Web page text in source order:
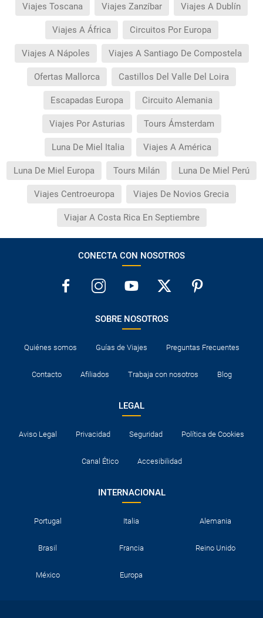
Viajes Toscana Viajes Zanzíbar Viajes A Dublín
Viajes A África Circuitos Por Europa
Viajes A Nápoles Viajes A Santiago De Compostela
Ofertas Mallorca Castillos Del Valle Del Loira
Escapadas Europa Circuito Alemania
Viajes Por Asturias Tours Ámsterdam
Luna De Miel Italia Viajes A América
Luna De Miel Europa Tours Milán Luna De Miel Perú
Viajes Centroeuropa Viajes De Novios Grecia
Viajar A Costa Rica En Septiembre
CONECTA CON NOSOTROS
SOBRE NOSOTROS
Quiénes somos Guías de Viajes Preguntas Frecuentes
Contacto Afiliados Trabaja con nosotros Blog
LEGAL
Aviso Legal Privacidad Seguridad Política de Cookies
Canal Ético Accesibilidad
INTERNACIONAL
Portugal Italia Alemania
Brasil Francia Reino Unido
México Europa